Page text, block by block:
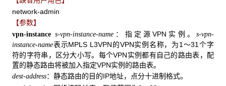
network-admin
【参数】
vpn-instance s-vpn-instance-name ：指定源VPN实例。s-vpn-
instance-name表示MPLS L3VPN的VPN实例名称，为1～31个字
符的字符串，区分大小写。每个VPN实例都有自己的路由表，配
置的静态路由将被加入指定VPN实例的路由表。
dest-address：静态路由的目的IP地址，点分十进制格式。